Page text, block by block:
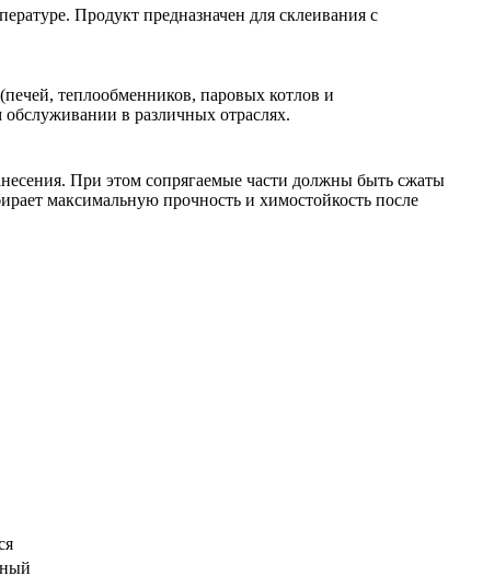
Продукт предназначен для склеивания с
теплообменников, паровых котлов и
в различных отраслях.
При этом сопрягаемые части должны быть сжаты
максимальную прочность и химостойкость после